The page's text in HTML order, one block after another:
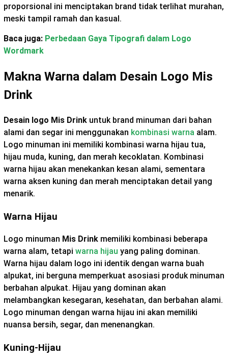
proporsional ini menciptakan brand tidak terlihat murahan,
meski tampil ramah dan kasual.
Baca juga: Perbedaan Gaya Tipografi dalam Logo
Wordmark
Makna Warna dalam Desain Logo Mis
Drink
Desain logo Mis Drink untuk brand minuman dari bahan
alami dan segar ini menggunakan kombinasi warna alam.
Logo minuman ini memiliki kombinasi warna hijau tua,
hijau muda, kuning, dan merah kecoklatan. Kombinasi
warna hijau akan menekankan kesan alami, sementara
warna aksen kuning dan merah menciptakan detail yang
menarik.
Warna Hijau
Logo minuman Mis Drink memiliki kombinasi beberapa
warna alam, tetapi warna hijau yang paling dominan.
Warna hijau dalam logo ini identik dengan warna buah
alpukat, ini berguna memperkuat asosiasi produk minuman
berbahan alpukat. Hijau yang dominan akan
melambangkan kesegaran, kesehatan, dan berbahan alami.
Logo minuman dengan warna hijau ini akan memiliki
nuansa bersih, segar, dan menenangkan.
Kuning-Hijau